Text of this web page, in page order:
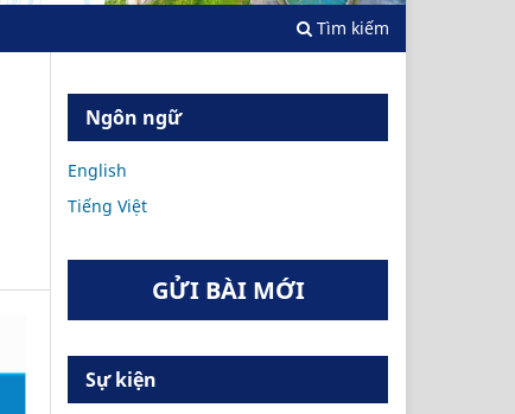
Tìm kiếm
Ngôn ngữ
English
Tiếng Việt
GỬI BÀI MỚI
Sự kiện